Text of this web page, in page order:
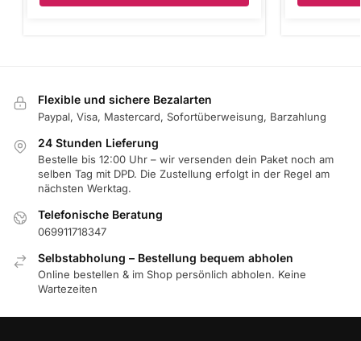
Flexible und sichere Bezalarten
Paypal, Visa, Mastercard, Sofortüberweisung, Barzahlung
24 Stunden Lieferung
Bestelle bis 12:00 Uhr – wir versenden dein Paket noch am
selben Tag mit DPD. Die Zustellung erfolgt in der Regel am
nächsten Werktag.
Telefonische Beratung
069911718347
Selbstabholung – Bestellung bequem abholen
Online bestellen & im Shop persönlich abholen. Keine
Wartezeiten